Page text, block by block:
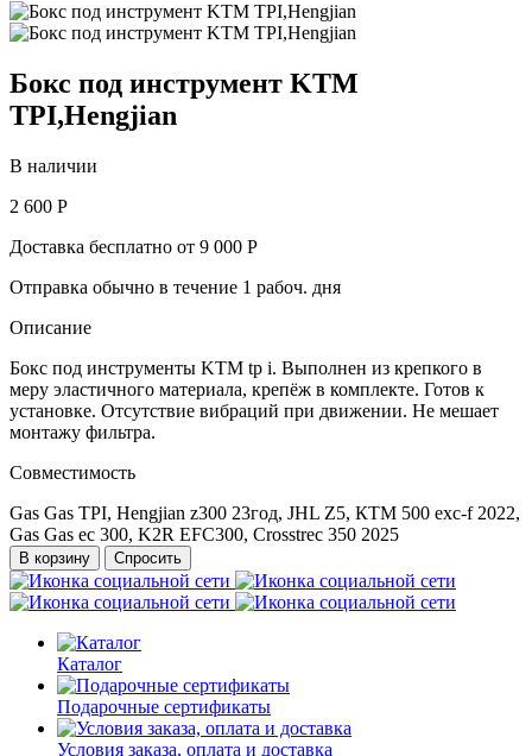
Бокс под инструмент KTM
TPI,Hengjian
В наличии
2 600 Р
Доставка бесплатно от 9 000 Р
Отправка обычно в течение 1 рабоч. дня
Описание
Бокс под инструменты KTM tp i. Выполнен из крепкого в
меру эластичного материала, крепёж в комплекте. Готов к
установке. Отсутствие вибраций при движении. Не мешает
монтажу фильтра.
Совместимость
Gas Gas TPI, Hengjian z300 23год, JHL Z5, КТМ 500 exc-f 2022,
Gas Gas ec 300, K2R EFC300, Crosstrec 350 2025
В корзину Спросить
Каталог
Подарочные сертификаты
Условия заказа, оплата и доставка